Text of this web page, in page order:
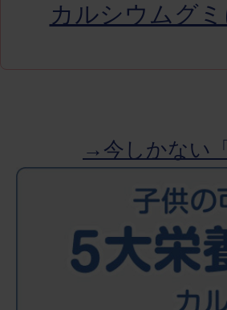
カルシウムグ
→今しかない